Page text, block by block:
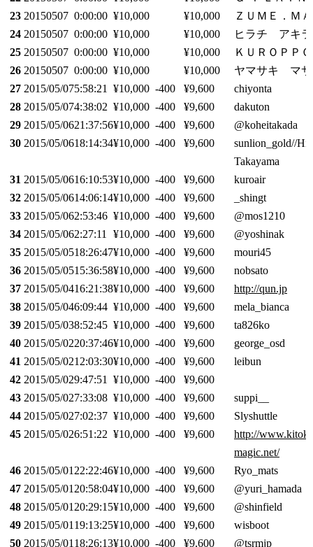
23 20150507 0:00:00 ¥10,000 ¥10,000
ＺＵＭＥ．Ｍ
24 20150507 0:00:00 ¥10,000 ¥10,000
ヒラチ アキラ
25 20150507 0:00:00 ¥10,000 ¥10,000
ＫＵＲＯＰＰ
26 20150507 0:00:00 ¥10,000 ¥10,000
ヤマサキ マサ
27 2015/05/075:58:21 ¥10,000 -400 ¥9,600
chiyonta
28 2015/05/074:38:02 ¥10,000 -400 ¥9,600
dakuton
29 2015/05/0621:37:56¥10,000 -400 ¥9,600
@koheitakada
30 2015/05/0618:14:34¥10,000 -400 ¥9,600
sunlion_gold//
Takayama
31 2015/05/0616:10:53¥10,000 -400 ¥9,600
kuroair
32 2015/05/0614:06:14¥10,000 -400 ¥9,600
_shingt
33 2015/05/062:53:46 ¥10,000 -400 ¥9,600
@mos1210
34 2015/05/062:27:11 ¥10,000 -400 ¥9,600
@yoshinak
35 2015/05/0518:26:47¥10,000 -400 ¥9,600
mouri45
36 2015/05/0515:36:58¥10,000 -400 ¥9,600
nobsato
37 2015/05/0416:21:38¥10,000 -400 ¥9,600
http://qun.jp
38 2015/05/046:09:44 ¥10,000 -400 ¥9,600
mela_bianca
39 2015/05/038:52:45 ¥10,000 -400 ¥9,600
ta826ko
40 2015/05/0220:37:46¥10,000 -400 ¥9,600
george_osd
41 2015/05/0212:03:30¥10,000 -400 ¥9,600
leibun
42 2015/05/029:47:51 ¥10,000 -400
¥9,600
43 2015/05/027:33:08 ¥10,000 -400 ¥9,600
suppi__
44 2015/05/027:02:37 ¥10,000 -400 ¥9,600
Slyshuttle
45 2015/05/026:51:22 ¥10,000 -400 ¥9,600
http://
magic.net/
46 2015/05/01 22:22:46¥10,000 -400 ¥9,600
Ryo_mats
47 2015/05/01 20:58:04¥10,000 -400 ¥9,600
@yuri_hamada
48 2015/05/01 20:29:15¥10,000 -400 ¥9,600
@shinfield
49 2015/05/01 19:13:25¥10,000 -400 ¥9,600
wisboot
50 2015/05/01 18:26:13¥10,000 -400 ¥9,600 @tsrmjp